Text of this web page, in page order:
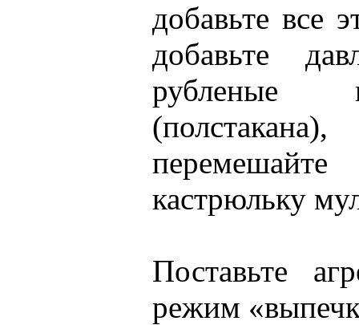
добавьте все
добавьте
рубленые
кастрюльку
Поставьте
режим